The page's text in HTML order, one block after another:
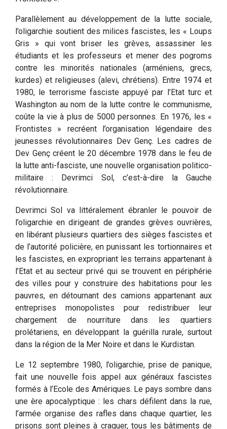
Parallèlement au développement de la lutte sociale,
l’oligarchie soutient des milices fascistes, les « Loups
Gris » qui vont briser les grèves, assassiner les
étudiants et les professeurs et mener des pogroms
contre les minorités nationales (arméniens, grecs,
kurdes) et religieuses (alevi, chrétiens). Entre 1974 et
1980, le terrorisme fasciste appuyé par l’Etat turc et
Washington au nom de la lutte contre le communisme,
coûte la vie à plus de 5000 personnes. En 1976, les «
Frontistes » recréent l’organisation légendaire des
jeunesses révolutionnaires Dev Genç. Les cadres de
Dev Genç créent le 20 décembre 1978 dans le feu de
la lutte anti-fasciste, une nouvelle organisation politico-
militaire : Devrimci Sol, c’est-à-dire la Gauche
révolutionnaire.
Devrimci Sol va littéralement ébranler le pouvoir de
l’oligarchie en dirigeant de grandes grèves ouvrières,
en libérant plusieurs quartiers des sièges fascistes et
de l’autorité policière, en punissant les tortionnaires et
les fascistes, en expropriant les terrains appartenant à
l’Etat et au secteur privé qui se trouvent en périphérie
des villes pour y construire des habitations pour les
pauvres, en détournant des camions appartenant aux
entreprises monopolistes pour redistribuer leur
chargement de nourriture dans les quartiers
prolétariens, en développant la guérilla rurale, surtout
dans la région de la Mer Noire et dans le Kurdistan.
Le 12 septembre 1980, l’oligarchie, prise de panique,
fait une nouvelle fois appel aux généraux fascistes
formés à l’Ecole des Amériques. Le pays sombre dans
une ère apocalyptique : les chars défilent dans la rue,
l’armée organise des rafles dans chaque quartier, les
prisons sont pleines à craquer, tous les bâtiments de